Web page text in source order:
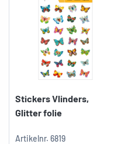
Stickers Vlinders,
Glitter folie
Artikelnr. 6819